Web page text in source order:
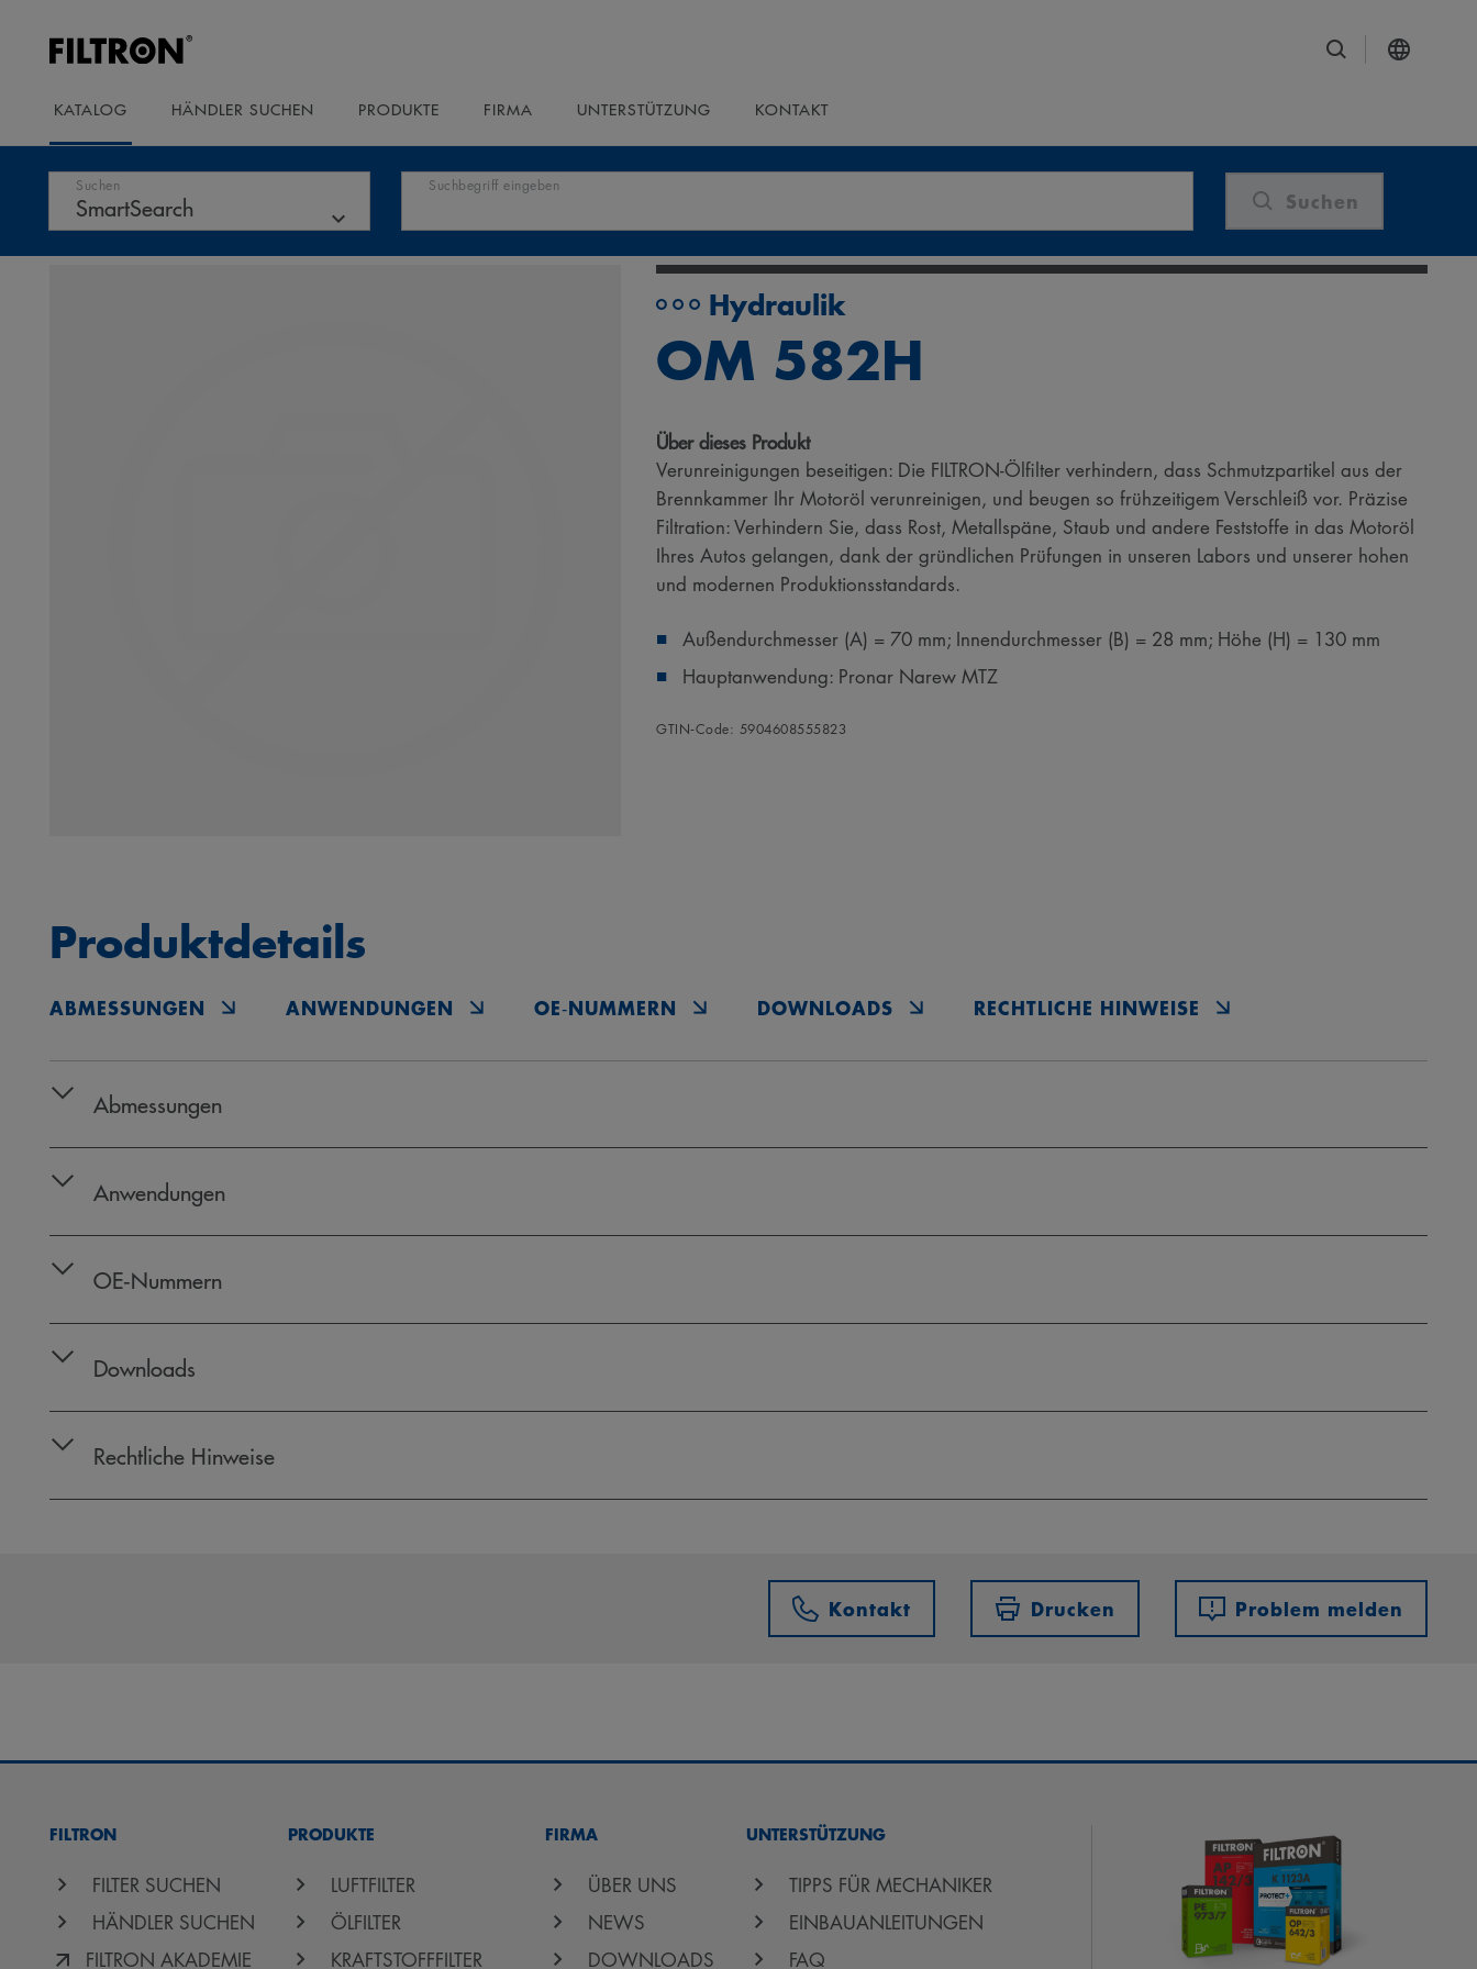
KATALOG HÄNDLER SUCHEN PRODUKTE FIRMA UNTERSTÜTZUNG KONTAKT
Suchen Suchbegriff eingeben
Suchen
Hydraulik
OM 582H
Über dieses Produkt
Verunreinigungen beseitigen: Die FILTRON-Ölfilter verhindern, dass Schmutzpartikel aus der
Brennkammer Ihr Motoröl verunreinigen, und beugen so frühzeitigem Verschleiß vor. Präzise
Filtration: Verhindern Sie, dass Rost, Metallspäne, Staub und andere Feststoffe in das Motoröl
Ihres Autos gelangen, dank der gründlichen Prüfungen in unseren Labors und unserer hohen
und modernen Produktionsstandards.
Außendurchmesser (A) = 70 mm; Innendurchmesser (B) = 28 mm; Höhe (H) = 130 mm
Hauptanwendung: Pronar Narew MTZ
GTIN‑Code: 5904608555823
Produktdetails
ABMESSUNGEN ANWENDUNGEN OE‑NUMMERN DOWNLOADS RECHTLICHE HINWEISE
Abmessungen
Anwendungen
OE‑Nummern
Downloads
Rechtliche Hinweise
Kontakt Drucken Problem melden
FILTRON
FILTER SUCHEN
HÄNDLER SUCHEN
FILTRON AKADEMIE
PRODUKTE
LUFTFILTER
ÖLFILTER
KRAFTSTOFFFILTER
FIRMA
ÜBER UNS
NEWS
DOWNLOADS
UNTERSTÜTZUNG
TIPPS FÜR MECHANIKER
EINBAUANLEITUNGEN
FAQ